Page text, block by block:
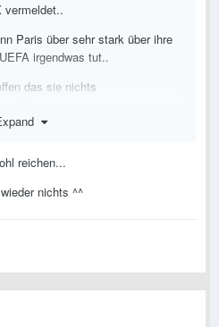
vermeldet..
Paris über sehr stark über ihre
irgendwas tut..
das sie nichts
..
reichen...
nichts ^^